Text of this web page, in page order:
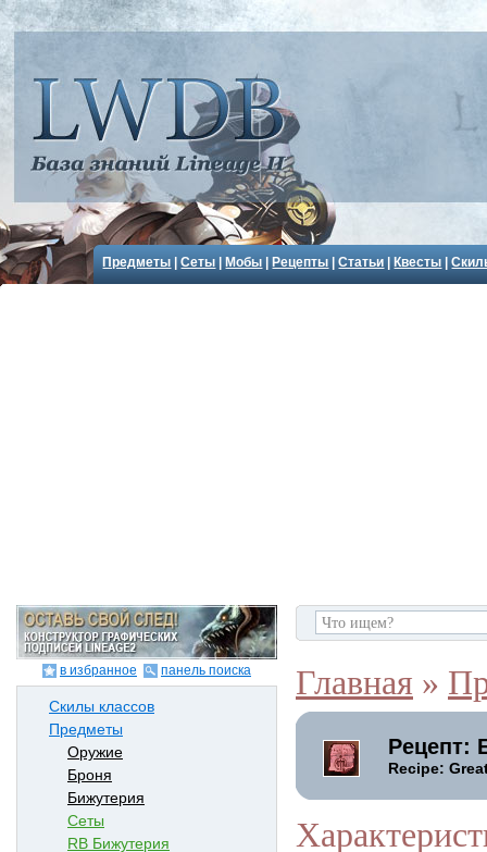
Предметы |Сеты Мобы Рецепты |Статьи Квесты |
в избранное панель поиска
Скилы классов
Предметы
Оружие
Броня
Бижутерия
Сеты
RB Бижутерия
Главная »
Рецепт:
Recipe: